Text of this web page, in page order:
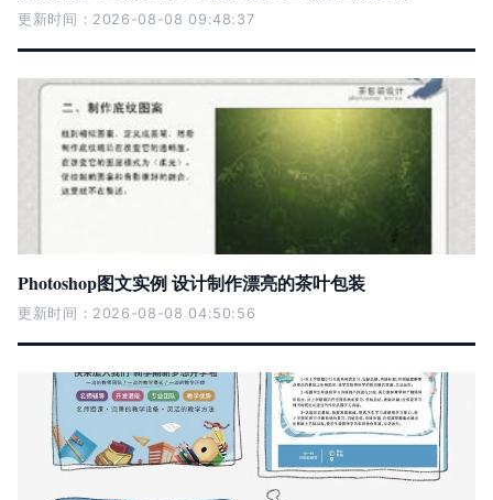
更新时间：2026-08-08 09:48:37
Photoshop图文实例 设计制作漂亮的茶叶包装
更新时间：2026-08-08 04:50:56